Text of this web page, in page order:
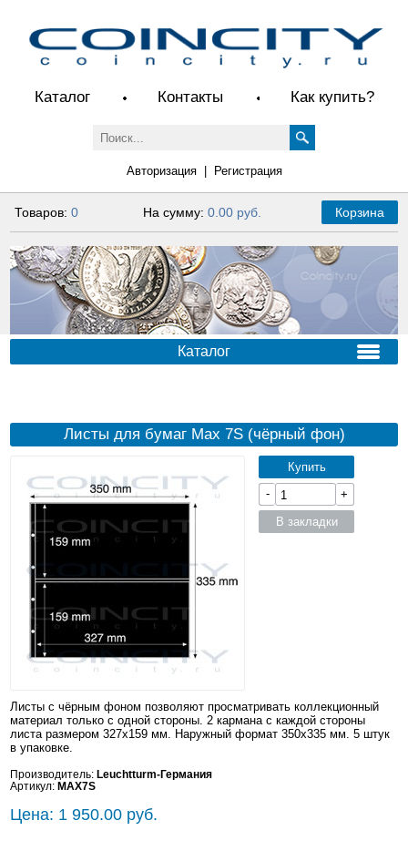
Каталог Контакты Как купить?
Авторизация| Регистрация
Товаров:0 На сумму: 0.00 руб. Корзина
Каталог
Листы для бумаг Max 7S (чёрный фон)
Листы с чёрным фоном позволяют просматривать коллекционный
материал только с одной стороны. 2 кармана с каждой стороны
листа размером 327x159 мм. Наружный формат 350x335 мм. 5 штук
в упаковке.
Производитель: Leuchtturm-Германия
Артикул: MAX7S
Цена: 1 950.00 руб.
Купить
-
+
В закладки